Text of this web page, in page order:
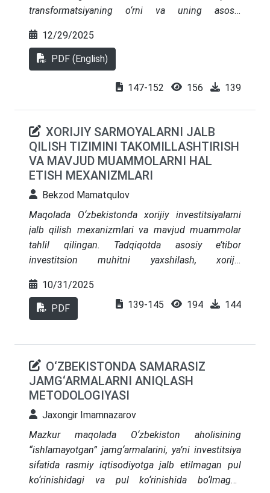
transformatsiyaning o‘rni va uning asosiy
an’anaviy marketing usullarining samaradorligi
tobora pasayib bormoqda. Shu sababli CRM
tizimlari, marketingni avtomatlashtirish, katta
ma’lumotlar (Big Data) tahlili, omnikanal
anglash, savdo aksiyalarini optimallashtirish
hamda chakana savdo hamkorlari bilan
shaxsiylashtirilgan munosabatlarni yo‘lga qo‘yish
imkonini beradi. Raqamli ma’lumotlardan samarali
foydalanayotgan distribyutorlar raqamli
nisbatan daromad o‘sishi, marketing
kampaniyalarining rentabelligi va mijozlar
qoniqish darajasi bo‘yicha yuqori natijalarni
namoyon etmoqda. Raqamli vositalarga, kadrlar
salohiyatini rivojlantirishga va hamkorlik
platformalariga sarmoya kiritish distribyusiya
amaliyotlarini zamonaviylashtirish, marketing
O‘zbekiston kabi rivojlanayotgan bozorlarda
korxonalarning raqobatbardoshligini
kuchaytirishga xizmat qiladi. Raqamli
texnologiyalarni joriy etish marketing
strategiyalarini yanada tizimli va natijador qilish
imkonini yaratadi.
12/29/2025
PDF (English)
147-152 156 139
XORIJIY SARMOYALARNI JALB
QILISH TIZIMINI TAKOMILLASHTIRISH
VA MAVJUD MUAMMOLARNI HAL
ETISH MEXANIZMLARI
Bekzod Mamatqulov
Maqolada O‘zbekistonda xorijiy investitsiyalarni
jalb qilish mexanizmlari va mavjud muammolar
tahlil qilingan. Tadqiqotda asosiy e’tibor
investitsion muhitni yaxshilash, xorijiy
ularni takomillashtirish yo‘nalishlariga qaratilgan.
Shuningdek, yetakchi xorijiy mamlakatlar tajribasi
asosida O‘zbekiston uchun samarali mexanizmlar
10/31/2025
PDF 139-145 194 144
O‘ZBEKISTONDA SAMARASIZ
JAMG‘ARMALARNI ANIQLASH
METODOLOGIYASI
Jaxongir Imamnazarov
Mazkur maqolada O‘zbekiston aholisining
“ishlamayotgan” jamg‘armalarini, ya’ni investitsiya
sifatida rasmiy iqtisodiyotga jalb etilmagan pul
ko‘rinishidagi va pul ko‘rinishida bo‘lmagan